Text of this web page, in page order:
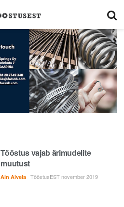
Tööstus vajab ärimudelite
muutust
Ain Alvela TööstusEST november 2019